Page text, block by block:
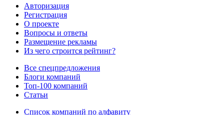
Авторизация
Регистрация
О проекте
Вопросы и ответы
Размещение рекламы
Из чего строится рейтинг?
Все спецпредложения
Блоги компаний
Топ-100 компаний
Статьи
Список компаний по алфавиту